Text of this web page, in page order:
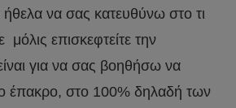
να σας κατευθύνω στο τι
μόλις επισκεφτείτε την
για να σας βοηθήσω να
έπακρο, στο 100% δηλαδή των